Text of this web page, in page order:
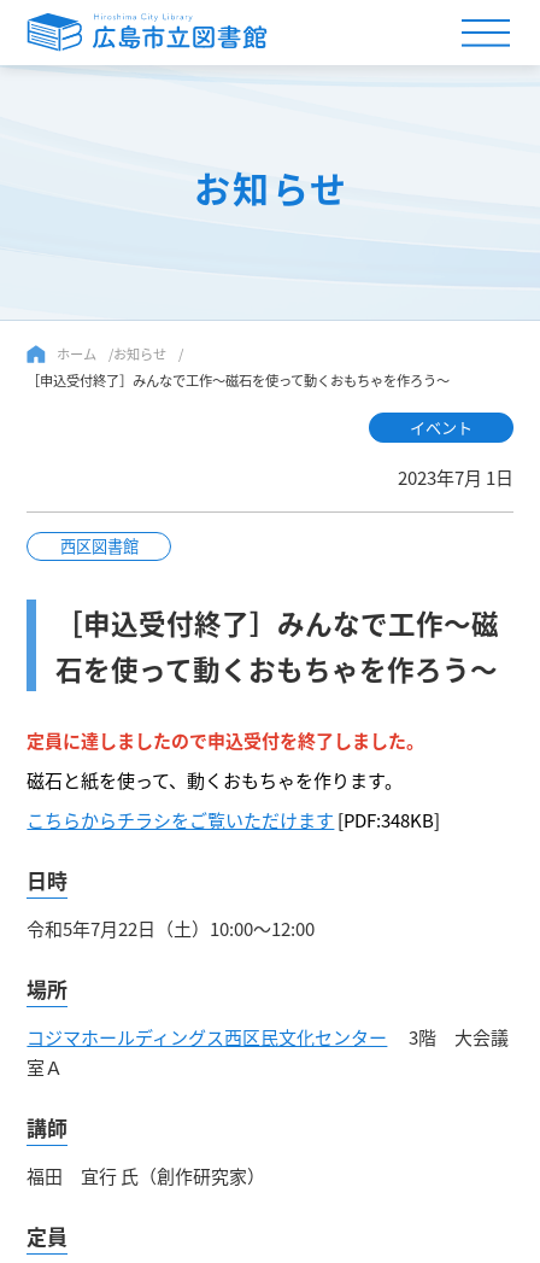
お知らせ
ホーム
お知らせ
［申込受付終了］みんなで工作～磁石を使って動くおもちゃを作ろう～
イベント
2023年7月 1日
西区図書館
［申込受付終了］みんなで工作～磁
石を使って動くおもちゃを作ろう～
定員に達しましたので申込受付を終了しました。
磁石と紙を使って、動くおもちゃを作ります。
こちらからチラシをご覧いただけます [PDF:348KB]
日時
令和5年7月22日（土） 10:00～12:00
場所
コジマホールディングス西区民文化センター 3階 大会議
室Ａ
講師
福田 宜行 氏（創作研究家）
定員